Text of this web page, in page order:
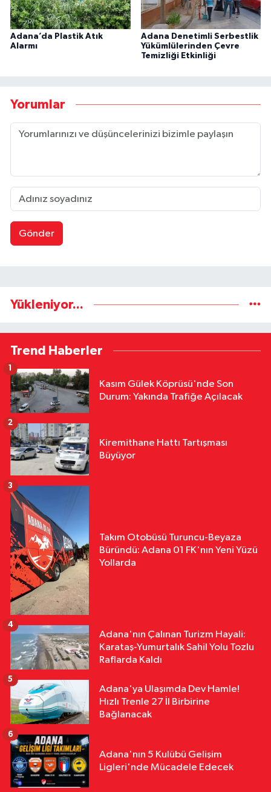
Adana’da Plastik Atık
Alarmı
Adana Denetimli Serbestlik
Yükümlülerinden Çevre
Temizliği Etkinliği
Yorumlar
Gönder
Yükleniyor...
Trend Haberler
Kasım Gülek Köprüsü'nde Son
Durum: Yakında Trafiğe Açılacak
1
Kiremithane Hattı Tartışması
Büyüyor
2
Takım Otobüsü Turuncu-Beyaza
Büründü: Adana 01 FK'nın Yeni Yüzü
Yollarda
3
Adana'nın Çalınan Turizm Hayali:
Karataş-Yumurtalık Sahil Yolu Tozlu
Raflarda Kaldı
4
Adana'ya Ulaşımda Dev Hamle!
Hızlı Trenle 27 İl Birbirine
Bağlanacak
5
Adana'nın 5 Kulübü Gelişim
Ligleri'nde Mücadele Edecek
6